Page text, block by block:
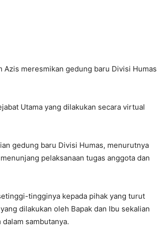
meresmikan gedung baru Divisi Humas
Utama yang dilakukan secara virtual
gedung baru Divisi Humas, menurutnya
pelaksanaan tugas anggota dan
tingginya kepada pihak yang turut
dilakukan oleh Bapak dan Ibu sekalian
sambutanya.